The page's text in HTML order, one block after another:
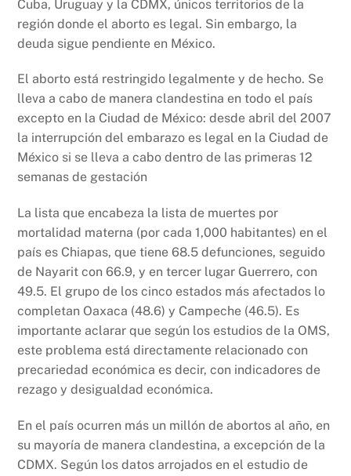
Cuba, Uruguay y la CDMX, únicos territorios de la
región donde el aborto es legal. Sin embargo, la
deuda sigue pendiente en México.
El aborto está restringido legalmente y de hecho. Se
lleva a cabo de manera clandestina en todo el país
excepto en la Ciudad de México: desde abril del 2007
la interrupción del embarazo es legal en la Ciudad de
México si se lleva a cabo dentro de las primeras 12
semanas de gestación
La lista que encabeza la lista de muertes por
mortalidad materna (por cada 1,000 habitantes) en el
país es Chiapas, que tiene 68.5 defunciones, seguido
de Nayarit con 66.9, y en tercer lugar Guerrero, con
49.5. El grupo de los cinco estados más afectados lo
completan Oaxaca (48.6) y Campeche (46.5). Es
importante aclarar que según los estudios de la OMS,
este problema está directamente relacionado con
precariedad económica es decir, con indicadores de
rezago y desigualdad económica.
En el país ocurren más un millón de abortos al año, en
su mayoría de manera clandestina, a excepción de la
CDMX. Según los datos arrojados en el estudio de